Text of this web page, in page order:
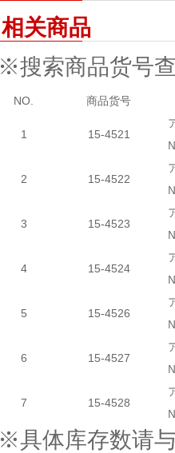
相关商品
※搜索商品货号
NO. 商品货号
1 15-4521
2 15-4522
3 15-4523
4 15-4524
5 15-4526
6 15-4527
7 15-4528
※具体库存数请